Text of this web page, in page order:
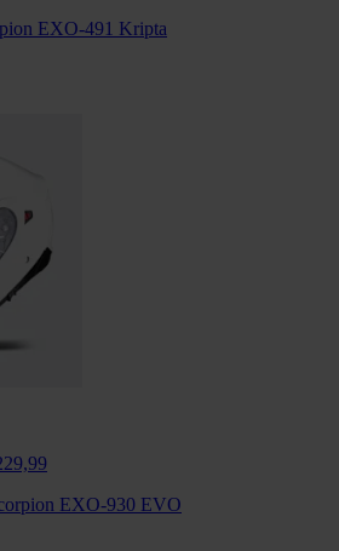
EXO-491 Kripta
EXO-930 EVO